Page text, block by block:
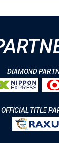
DIAMOND
OFFICIAL TITLE